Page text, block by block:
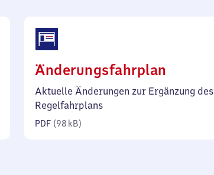
Änderungsfahrplan
98
Aktuelle Änderungen zur Ergänzung des
Regelfahrplans
PDF (98 kB)